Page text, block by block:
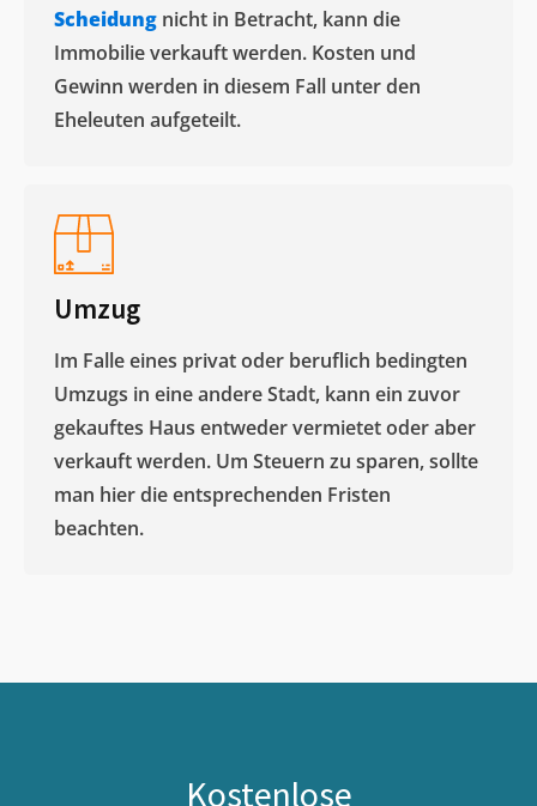
Scheidung nicht in Betracht, kann die
Immobilie verkauft werden. Kosten und
Gewinn werden in diesem Fall unter den
Eheleuten aufgeteilt.​
Umzug
Im Falle eines privat oder beruflich bedingten
Umzugs in eine andere Stadt, kann ein zuvor
gekauftes Haus entweder vermietet oder aber
verkauft werden. Um Steuern zu sparen, sollte
man hier die entsprechenden Fristen
beachten.
Kostenlose